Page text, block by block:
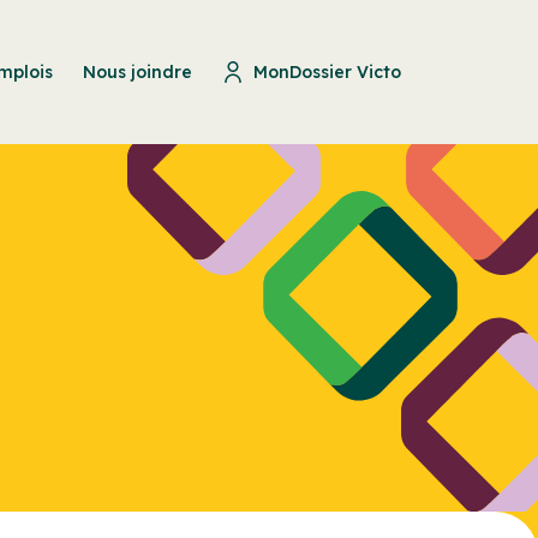
Nous joindre MonDossier Victo